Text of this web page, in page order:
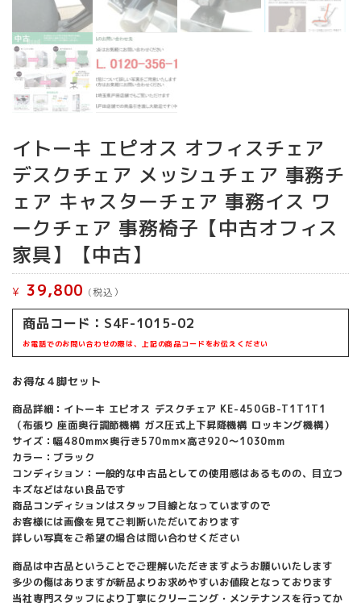
イトーキ エピオス オフィスチェア
デスクチェア メッシュチェア 事務チ
ェア キャスターチェア 事務イス ワ
ークチェア 事務椅子【中古オフィス
家具】【中古】
¥ 39,800 (税込）
商品コード：S4F-1015-02
お電話でのお問い合わせの際は、上記の商品コードをお伝えください
お得な４脚セット
商品詳細：イトーキ エピオス デスクチェア KE-450GB-T1T1T1
（布張り 座面奥行調節機構 ガス圧式上下昇降機構 ロッキング機構）
サイズ：幅480mm×奥行き570mm×高さ920～1030mm
カラー：ブラック
コンディション：一般的な中古品としての使用感はあるものの、目立つ
キズなどはない良品です
商品コンディションはスタッフ目線となっていますので
お客様には画像を見てご判断いただいております
詳しい写真をご希望の場合は問い合わせください
商品は中古品ということでご理解いただきますようお願いいたします
多少の傷はありますが新品よりお求めやすいお値段となっております
当社専門スタッフにより丁寧にクリーニング・メンテナンスを行ってか